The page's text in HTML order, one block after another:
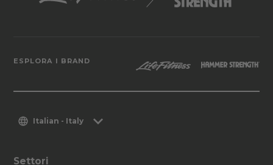
ESPLORA I BRAND
Italian - Italy
Settori